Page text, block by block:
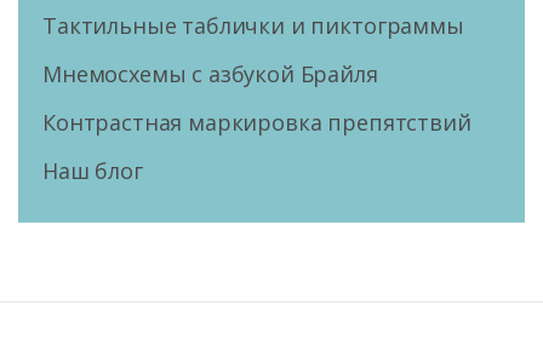
Тактильные таблички и пиктограммы
Мнемосхемы с азбукой Брайля
Контрастная маркировка препятствий
Наш блог